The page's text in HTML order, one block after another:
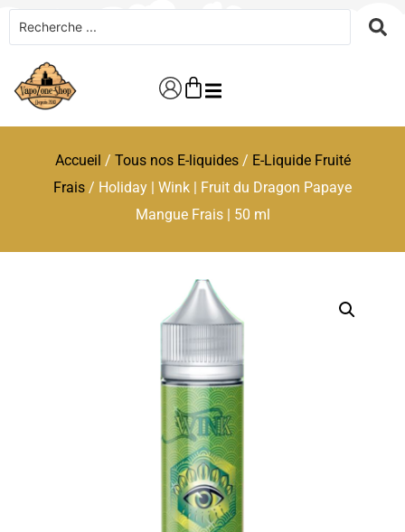
Accueil / Tous nos E-liquides/ E-Liquide Fruité
Frais / Holiday | Wink | Fruit du Dragon Papaye
Mangue Frais | 50 ml